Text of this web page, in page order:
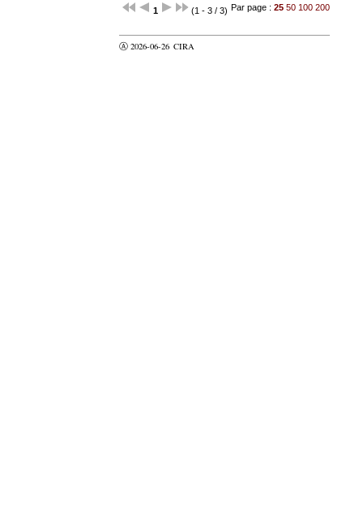
1 (1 - 3 / 3) Par page : 25 50 100 200
Ⓐ 2026-06-26 CIRA